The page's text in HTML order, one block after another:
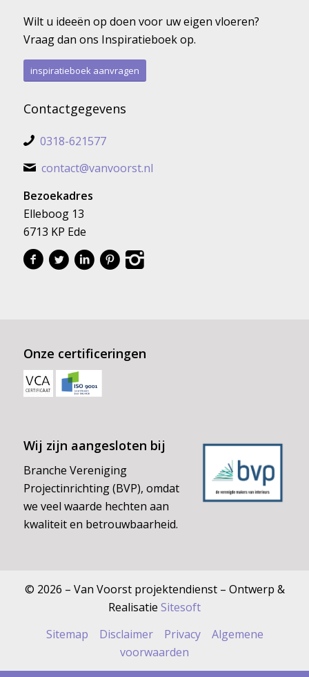
Wilt u ideeën op doen voor uw eigen vloeren?
Vraag dan ons Inspiratieboek op.
inspiratieboek aanvragen
Contactgegevens
0318-621577
contact@vanvoorst.nl
Bezoekadres
Elleboog 13
6713 KP Ede
Onze certificeringen
Wij zijn aangesloten bij
Branche Vereniging
Projectinrichting (BVP), omdat
we veel waarde hechten aan
kwaliteit en betrouwbaarheid.
© 2026 – Van Voorst projektendienst – Ontwerp &
Realisatie Sitesoft
Sitemap
Disclaimer Privacy
Algemene
voorwaarden